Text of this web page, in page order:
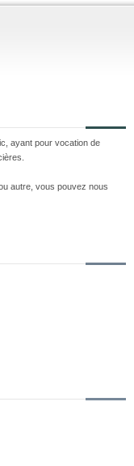
ayant pour vocation de
autre, vous pouvez nous